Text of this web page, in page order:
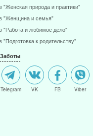
"Женская природа и практики"
"Женщина и семья"
"Работа и любимое дело"
"Подготовка к родительству"
Telegram VK FB Viber